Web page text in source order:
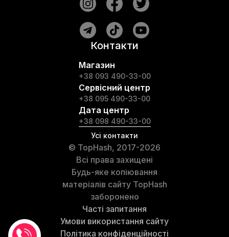
Контакти
Магазин
+38 093 490-33-00
Сервісний центр
+38 095 490-33-00
Дата центр
+38 098 490-33-00
Усі контакти
© TopHash, 2017-2026
Всі права захищені
Будь-яке копіювання
матеріалів сайту TopHash
заборонено
Часті запитання
Умови використання сайту
Політика конфіденційності